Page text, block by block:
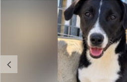
zu mir auf Elke Schmitz 0177
info@furbys-fellfreunde.de Alle
selbstverständlich gechipt,
geimpft. Sie kommen mit einem
Veterinäramt registrierten
Die Hunde reisen mit TRACES.
c